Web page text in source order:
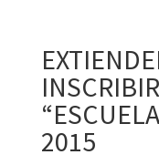
2015